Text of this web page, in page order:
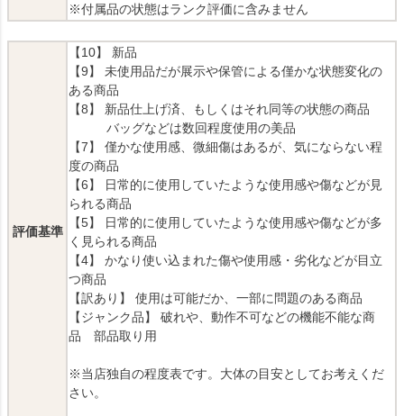
※付属品の状態はランク評価に含みません
評価基準
【10】 新品
【9】 未使用品だが展示や保管による僅かな状態変化の
ある商品
【8】 新品仕上げ済、もしくはそれ同等の状態の商品
バッグなどは数回程度使用の美品
【7】 僅かな使用感、微細傷はあるが、気にならない程
度の商品
【6】 日常的に使用していたような使用感や傷などが見
られる商品
【5】 日常的に使用していたような使用感や傷などが多
く見られる商品
【4】 かなり使い込まれた傷や使用感・劣化などが目立
つ商品
【訳あり】 使用は可能だか、一部に問題のある商品
【ジャンク品】 破れや、動作不可などの機能不能な商
品 部品取り用
※当店独自の程度表です。大体の目安としてお考えくだ
さい。